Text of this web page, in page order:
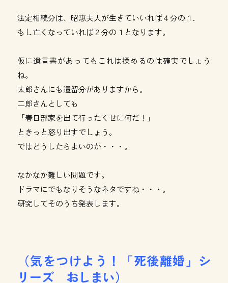
法定相続分は、昭惠夫人が生きていいれば４分の１.
もし亡くなっていれば２分の１となります。
仮に遺言書があってもこれは揉めるのは確実でしょう
ね。
太郎さんにも遺留分がありますから。
二郎さんとしても
「春日部家を出て行ったくせに何だ！」
ときっと怒り出すでしょう。
ではどうしたらよいのか・・・。
なかなか難しい問題です。
ドラマにでもなりそうなネタですね・・・。
研究してそのうち発表します。
（気をつけよう！「死後離婚」シ
リーズ おしまい）